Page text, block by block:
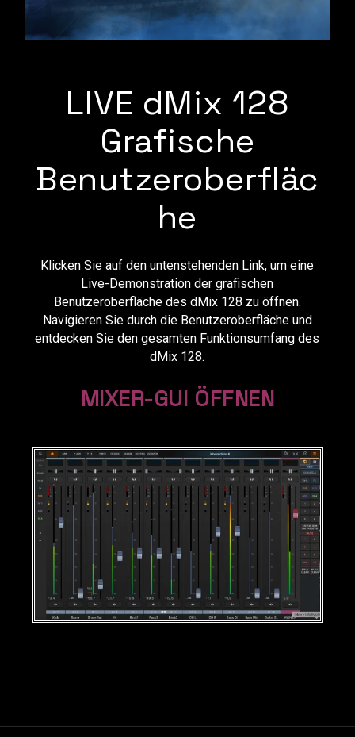
LIVE dMix 128
Grafische
Benutzeroberfläc
he
Klicken Sie auf den untenstehenden Link, um eine
Live-Demonstration der grafischen
Benutzeroberfläche des dMix 128 zu öffnen.
Navigieren Sie durch die Benutzeroberfläche und
entdecken Sie den gesamten Funktionsumfang des
dMix 128.
MIXER-GUI ÖFFNEN